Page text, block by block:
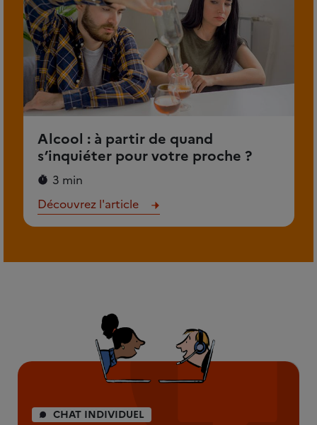
Alcool : à partir de quand
s’inquiéter pour votre proche ?
3 min
Découvrez l'article
CHAT INDIVIDUEL